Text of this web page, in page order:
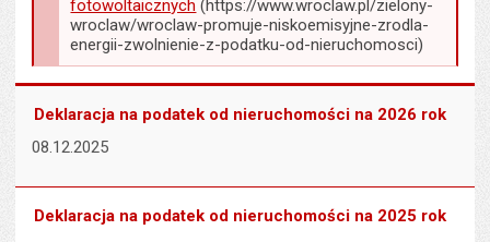
fotowoltaicznych (https://www.wroclaw.pl/zielony-
wroclaw/wroclaw-promuje-niskoemisyjne-zrodla-
energii-zwolnienie-z-podatku-od-nieruchomosci)
Deklaracja na podatek od nieruchomości na 2026 rok
08.12.2025
Deklaracja na podatek od nieruchomości na 2025 rok